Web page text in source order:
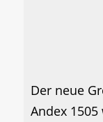
Der neue
Andex